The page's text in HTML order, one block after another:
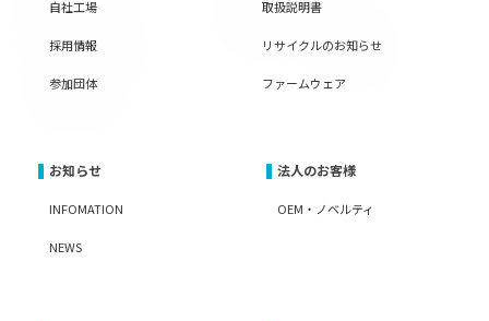
自社工場
採用情報
参加団体
取扱説明書
リサイクルのお知らせ
ファームウェア
お知らせ
INFOMATION
NEWS
法人のお客様
OEM・ノベルティ